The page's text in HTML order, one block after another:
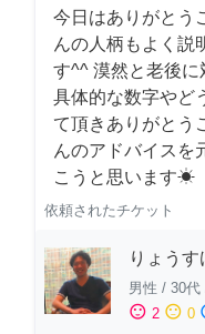
今日はありがとう
んの人柄もよく説
す^^ 漠然と老後に
具体的な数字やど
て頂きありがとう
んのアドバイスを
こうと思います☀︎
依頼されたチケット
りょうす
男性 / 30代
sentiment_satisfied 2 sentiment_neutral 0